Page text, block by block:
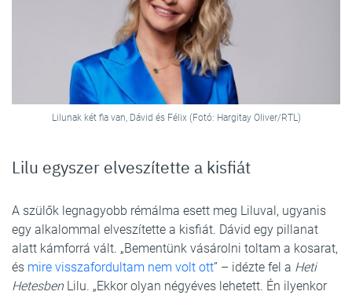
Lilunak két fia van, Dávid és Félix (Fotó: Hargitay Oliver/RTL)
Lilu egyszer elveszítette a kisfiát
A szülők legnagyobb rémálma esett meg Liluval, ugyanis
egy alkalommal elveszítette a kisfiát. Dávid egy pillanat
alatt kámforrá vált. „Bementünk vásárolni toltam a kosarat,
és mire visszafordultam nem volt ott” – idézte fel a Heti
Hetesben Lilu. „Ekkor olyan négyéves lehetett. Én ilyenkor